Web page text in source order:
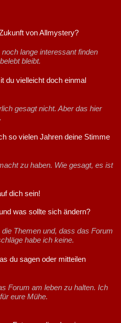
von Allmystery?
lange interessant finden
bleibt.
du vielleicht doch einmal
gesagt nicht. Aber das hier
so vielen Jahren deine Stimme
zu haben. Wie gesagt, es ist
dich sein!
was sollte sich ändern?
Themen und, dass das Forum
habe ich keine.
du sagen oder mitteilen
Forum am leben zu halten. Ich
eure Mühe.